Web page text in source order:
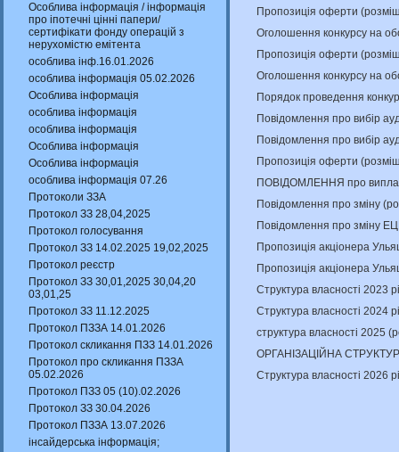
Особлива інформація / інформація
про іпотечні цінні папери/
сертифікати фонду операцій з
нерухомістю емітента
особлива інф.16.01.2026
особлива інформація 05.02.2026
Особлива інформація
особлива інформація
особлива інформація
Особлива інформація
Особлива інформація
особлива інформація 07.26
Протоколи ЗЗА
Протокол ЗЗ 28,04,2025
Протокол голосування
Протокол ЗЗ 14.02.2025 19,02,2025
Протокол реєстр
Протокол ЗЗ 30,01,2025 30,04,20
03,01,25
Протокол ЗЗ 11.12.2025
Протокол ПЗЗА 14.01.2026
Протокол скликання ПЗЗ 14.01.2026
Протокол про скликання ПЗЗА
05.02.2026
Протокол ПЗЗ 05 (10).02.2026
Протокол ЗЗ 30.04.2026
Протокол ПЗЗА 13.07.2026
інсайдерська інформація;
Пропозиція оферти
Оголошення конкурсу на
Пропозиція оферти
Оголошення конкурсу на
Порядок проведення
Повідомлення про вибір
Повідомлення про вибір
Пропозиція оферти
ПОВІДОМЛЕННЯ про
Повідомлення про зміну
Повідомлення про зміну
Пропозиція акціонера
Пропозиція акціонера
Структура власності 2023
Структура власності 2024
структура власності 2025
ОРГАНІЗАЦІЙНА
Структура власності 2026